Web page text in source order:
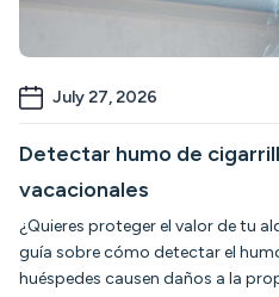
July 27, 2026
Detectar humo de
vacacionales
¿Quieres proteger el valor de tu
guía sobre cómo detectar el
huéspedes causen daños a la